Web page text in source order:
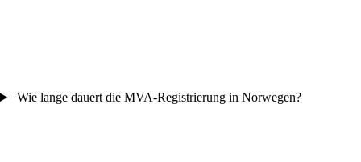
Wie lange dauert die MVA-Registrierung in Norwegen?